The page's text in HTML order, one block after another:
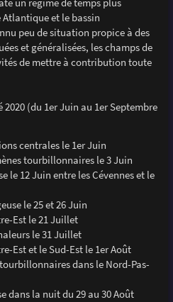
et le bassin
peu de situation propice à des
et généralisées, les champs de
de mettre à contribution toute
(du 1er Juin au 1er Septembre
centrales le 1er Juin
tourbillonnaires le 3 Juin
le 12 Juin entre les Cévennes et le
le 25 et 26 Juin
Est le 21 Juillet
le 31 Juillet
Est et le Sud-Est le 1er Août
dans le Nord-Pas-
dans la nuit du 29 au 30 Août